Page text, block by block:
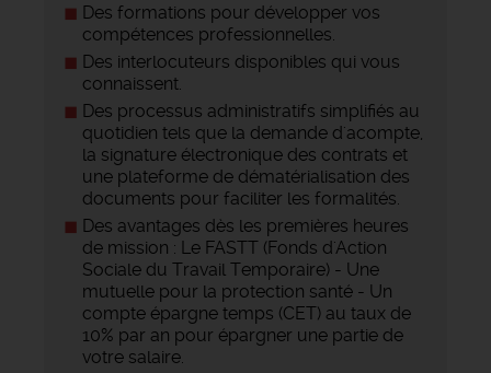
Des formations pour développer vos
compétences professionnelles.
Des interlocuteurs disponibles qui vous
connaissent.
Des processus administratifs simplifiés au
quotidien tels que la demande d'acompte,
la signature électronique des contrats et
une plateforme de dématérialisation des
documents pour faciliter les formalités.
Des avantages dès les premières heures
de mission : Le FASTT (Fonds d'Action
Sociale du Travail Temporaire) - Une
mutuelle pour la protection santé - Un
compte épargne temps (CET) au taux de
10% par an pour épargner une partie de
votre salaire.